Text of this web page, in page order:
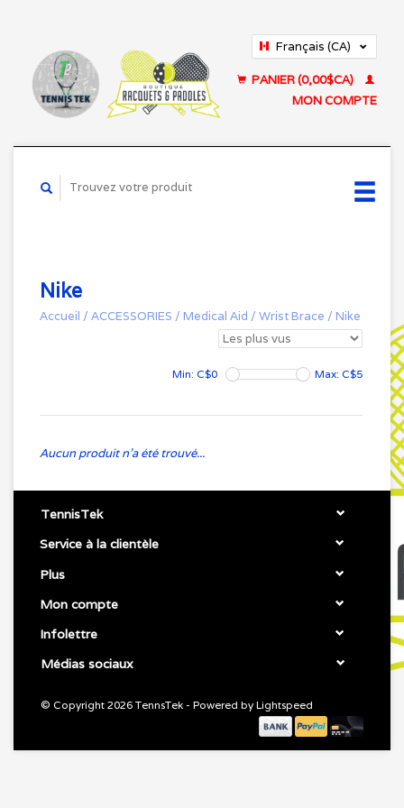
Français (CA)
PANIER (0,00$CA)
MON COMPTE
Nike
Accueil / ACCESSORIES / Medical Aid / Wrist Brace / Nike
Min: C$0 Max: C$5
Aucun produit n'a été trouvé...
TennisTek
Service à la clientèle
Plus
Mon compte
Infolettre
Médias sociaux
© Copyright 2026 TennsTek - Powered by Lightspeed